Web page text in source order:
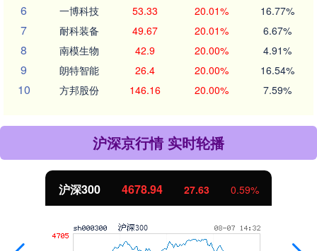
6 一博科技 53.33 20.01% 16.77%
7 耐科装备 49.67 20.01% 6.67%
8 南模生物 42.9 20.00% 4.91%
9 朗特智能 26.4 20.00% 16.54%
10 方邦股份 146.16 20.00% 7.59%
沪深京行情 实时轮播
沪深300 4678.94 27.63 0.59%